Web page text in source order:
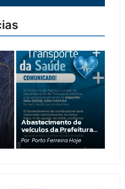
Abastecimento de
veículos da Prefeitura…
Por Porto Ferreira Hoje